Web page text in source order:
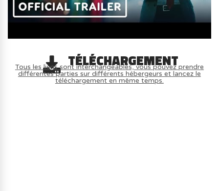
TÉLÉCHARGEMENT
Tous les liens sont interchangeables, vous pouvez prendre
différentes parties sur différents hébergeurs et lancez le
téléchargement en même temps.